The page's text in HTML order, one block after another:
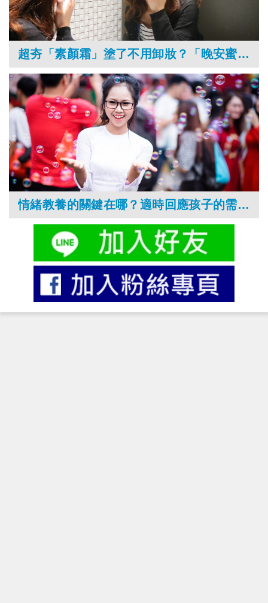
超夯「素顏霜」塗了不用卸妝？「晚安蜜粉」能保護皮膚？新興美妝產品大揭密
情緒教養的關鍵在哪？適時回應孩子的需求及重視互動的品質